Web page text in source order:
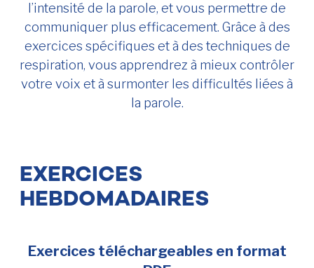
l’intensité de la parole, et vous permettre de
communiquer plus efficacement. Grâce à des
exercices spécifiques et à des techniques de
respiration, vous apprendrez à mieux contrôler
votre voix et à surmonter les difficultés liées à
la parole.
EXERCICES
HEBDOMADAIRES
Exercices téléchargeables en format